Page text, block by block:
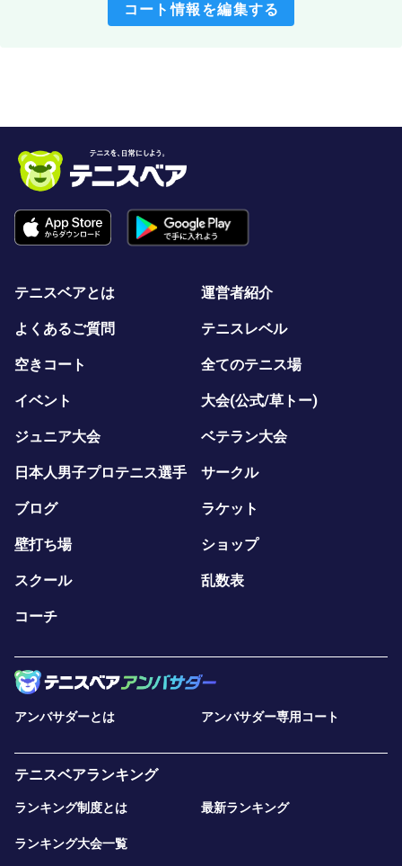
コート情報を編集する
テニスベアとは 運営者紹介
よくあるご質問 テニスレベル
空きコート 全てのテニス場
イベント 大会(公式/草トー)
ジュニア大会 ベテラン大会
日本人男子プロテニス選手 サークル
ブログ ラケット
壁打ち場 ショップ
スクール 乱数表
コーチ
アンバサダーとは アンバサダー専用コート
テニスベアランキング
ランキング制度とは 最新ランキング
ランキング大会一覧